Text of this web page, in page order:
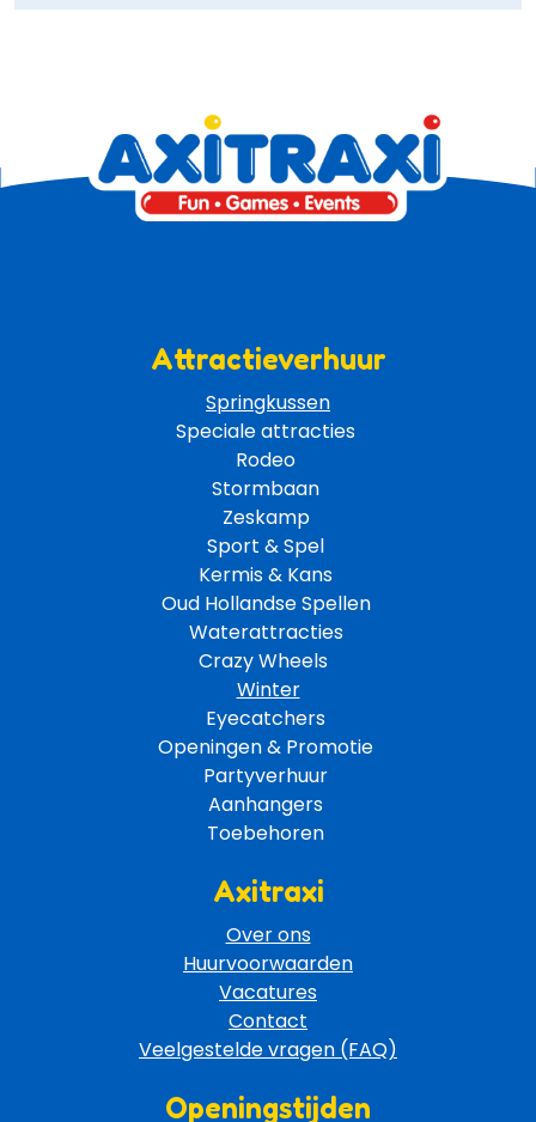
Attractieverhuur
Springkussen
Speciale attracties
Rodeo
Stormbaan
Zeskamp
Sport & Spel
Kermis & Kans
Oud Hollandse Spellen
Waterattracties
Crazy Wheels
Winter
Eyecatchers
Openingen & Promotie
Partyverhuur
Aanhangers
Toebehoren
Axitraxi
Over ons
Huurvoorwaarden
Vacatures
Contact
Veelgestelde vragen (FAQ)
Openingstijden